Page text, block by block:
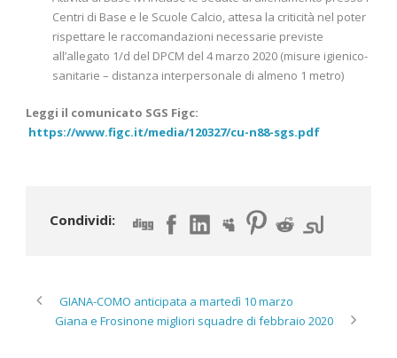
Centri di Base e le Scuole Calcio, attesa la criticità nel poter
rispettare le raccomandazioni necessarie previste
all’allegato 1/d del DPCM del 4 marzo 2020 (misure igienico-
sanitarie – distanza interpersonale di almeno 1 metro)
Leggi il comunicato SGS Figc:
https://www.figc.it/media/120327/cu-n88-sgs.pdf
Condividi:
GIANA-COMO anticipata a martedì 10 marzo
Giana e Frosinone migliori squadre di febbraio 2020